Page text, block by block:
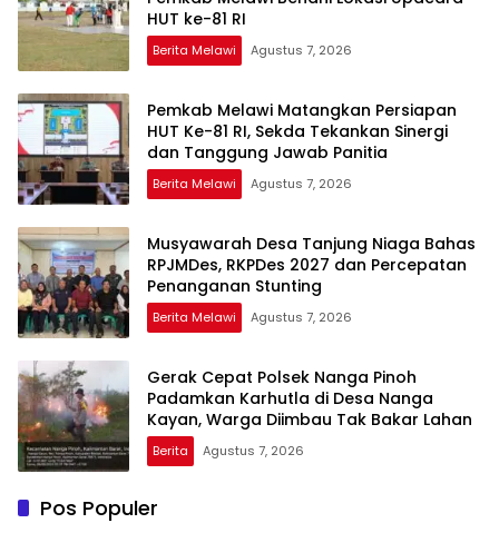
HUT ke-81 RI
Berita Melawi Agustus 7, 2026
Pemkab Melawi Matangkan Persiapan
HUT Ke-81 RI, Sekda Tekankan Sinergi
dan Tanggung Jawab Panitia
Berita Melawi Agustus 7, 2026
Musyawarah Desa Tanjung Niaga Bahas
RPJMDes, RKPDes 2027 dan Percepatan
Penanganan Stunting
Berita Melawi Agustus 7, 2026
Gerak Cepat Polsek Nanga Pinoh
Padamkan Karhutla di Desa Nanga
Kayan, Warga Diimbau Tak Bakar Lahan
Berita Agustus 7, 2026
Pos Populer